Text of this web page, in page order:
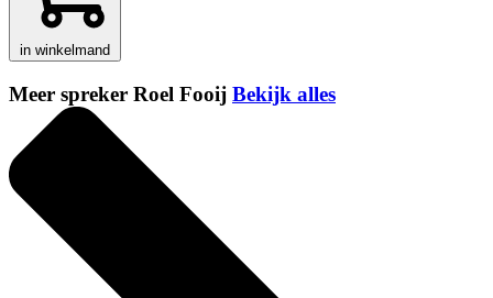
in winkelmand
Meer spreker Roel Fooij Bekijk alles